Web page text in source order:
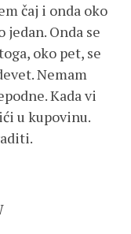
čaj i onda oko
Onda se
oko pet, se
Nemam
Kada vi
u kupovinu.